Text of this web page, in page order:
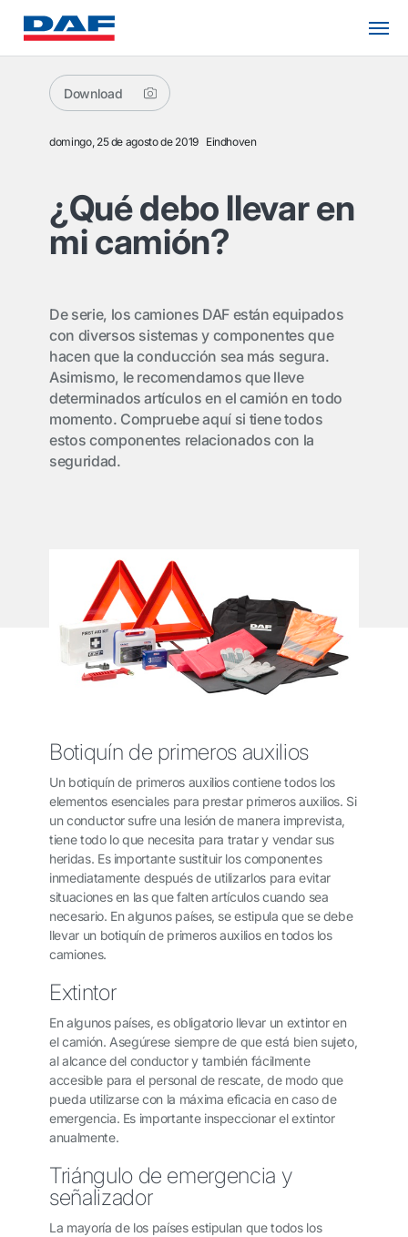
Download
domingo, 25 de agosto de 2019 Eindhoven
¿Qué debo llevar en
mi camión?
De serie, los camiones DAF están equipados
con diversos sistemas y componentes que
hacen que la conducción sea más segura.
Asimismo, le recomendamos que lleve
determinados artículos en el camión en todo
momento. Compruebe aquí si tiene todos
estos componentes relacionados con la
seguridad.
Botiquín de primeros auxilios
Un botiquín de primeros auxilios contiene todos los
elementos esenciales para prestar primeros auxilios. Si
un conductor sufre una lesión de manera imprevista,
tiene todo lo que necesita para tratar y vendar sus
heridas. Es importante sustituir los componentes
inmediatamente después de utilizarlos para evitar
situaciones en las que falten artículos cuando sea
necesario. En algunos países, se estipula que se debe
llevar un botiquín de primeros auxilios en todos los
camiones.
Extintor
En algunos países, es obligatorio llevar un extintor en
el camión. Asegúrese siempre de que está bien sujeto,
al alcance del conductor y también fácilmente
accesible para el personal de rescate, de modo que
pueda utilizarse con la máxima eficacia en caso de
emergencia. Es importante inspeccionar el extintor
anualmente.
Triángulo de emergencia y
señalizador
La mayoría de los países estipulan que todos los